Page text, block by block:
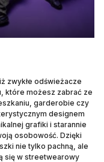
zwykłe odświeżacze
które możesz zabrać ze
garderobie czy
designem
grafiki i starannie
osobowość. Dzięki
nie tylko pachną, ale
się w streetwearowy